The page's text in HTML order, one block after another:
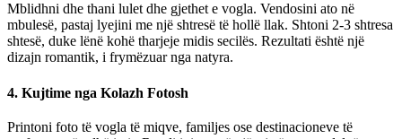
Mblidhni dhe thani lulet dhe gjethet e vogla. Vendosini ato në
mbulesë, pastaj lyejini me një shtresë të hollë llak. Shtoni 2-3 shtresa
shtesë, duke lënë kohë tharjeje midis secilës. Rezultati është një
dizajn romantik, i frymëzuar nga natyra.
4. Kujtime nga Kolazh Fotosh
Printoni foto të vogla të miqve, familjes ose destinacioneve të